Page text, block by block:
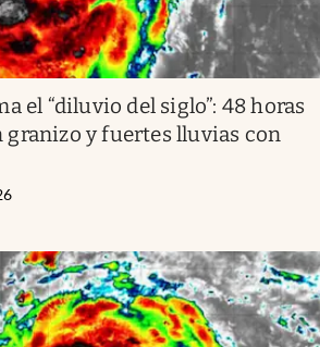
el “diluvio del siglo”: 48 horas
granizo y fuertes lluvias con